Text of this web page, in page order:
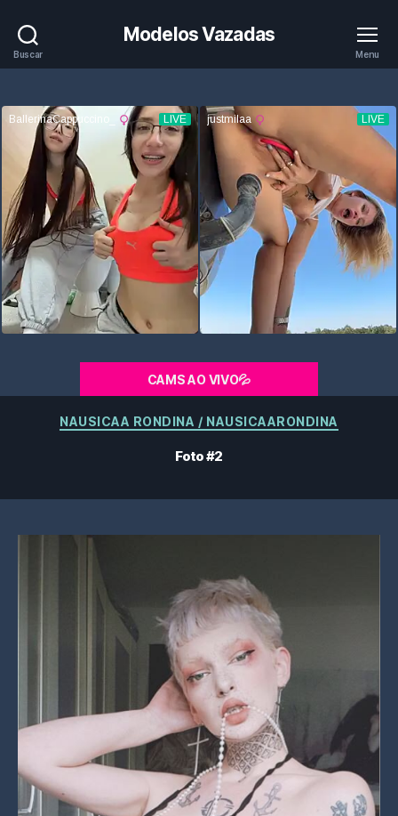
Buscar
Modelos Vazadas
Menu
CAMS AO VIVO💦
Categorias
NAUSICAA RONDINA / NAUSICAARONDINA
Foto #2